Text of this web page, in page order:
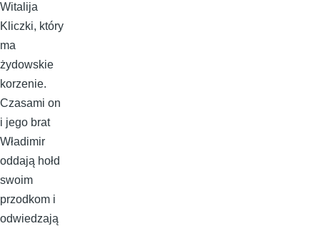
Witalija
Kliczki, który
ma
żydowskie
korzenie.
Czasami on
i jego brat
Władimir
oddają hołd
swoim
przodkom i
odwiedzają